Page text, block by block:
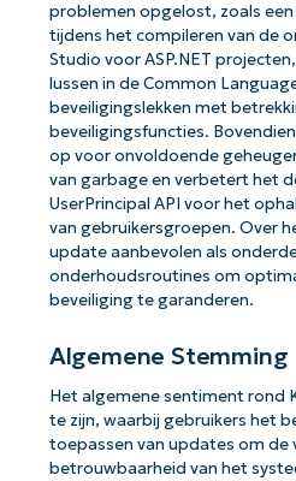
problemen opgelost, zoals
tijdens het compileren van de
Studio voor ASP.NET
lussen in de Common
beveiligingslekken met
beveiligingsfuncties.
op voor onvoldoende
van garbage en verbetert het
UserPrincipal API voor het
van gebruikersgroepen. Over
update aanbevolen als
onderhoudsroutines om
beveiliging te garanderen.
Algemene Stemming
Het algemene sentiment rond
te zijn, waarbij gebruikers het
toepassen van updates om de
betrouwbaarheid van het